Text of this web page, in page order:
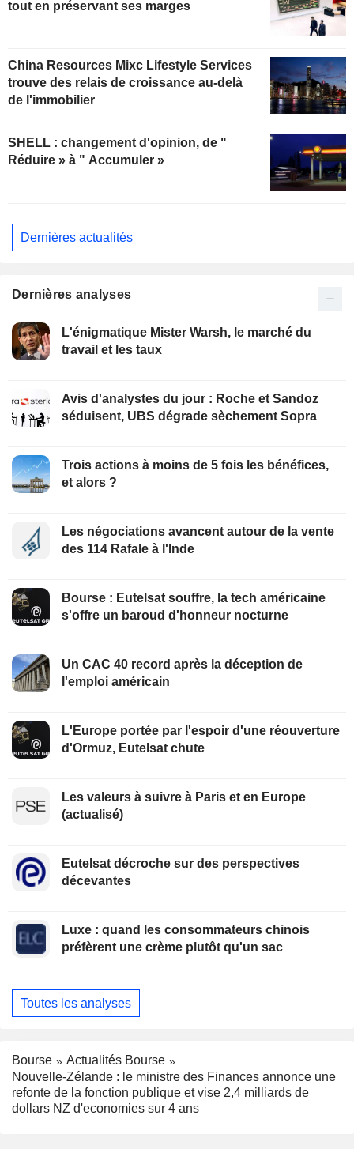
tout en préservant ses marges
China Resources Mixc Lifestyle Services
trouve des relais de croissance au-delà
de l'immobilier
SHELL : changement d'opinion, de "
Réduire » à " Accumuler »
Dernières actualités
Dernières analyses
L'énigmatique Mister Warsh, le marché du
travail et les taux
Avis d'analystes du jour : Roche et Sandoz
séduisent, UBS dégrade sèchement Sopra
Trois actions à moins de 5 fois les bénéfices,
et alors ?
Les négociations avancent autour de la vente
des 114 Rafale à l'Inde
Bourse : Eutelsat souffre, la tech américaine
s'offre un baroud d'honneur nocturne
Un CAC 40 record après la déception de
l'emploi américain
L'Europe portée par l'espoir d'une réouverture
d'Ormuz, Eutelsat chute
Les valeurs à suivre à Paris et en Europe
(actualisé)
Eutelsat décroche sur des perspectives
décevantes
Luxe : quand les consommateurs chinois
préfèrent une crème plutôt qu'un sac
Toutes les analyses
Bourse
Actualités Bourse
Nouvelle-Zélande : le ministre des Finances annonce une
refonte de la fonction publique et vise 2,4 milliards de
dollars NZ d'economies sur 4 ans